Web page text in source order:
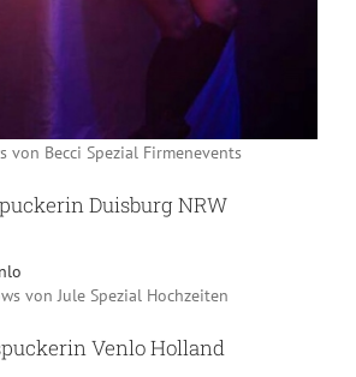
von Becci Spezial Firmenevents
Duisburg NRW
von Jule Spezial Hochzeiten
Venlo Holland